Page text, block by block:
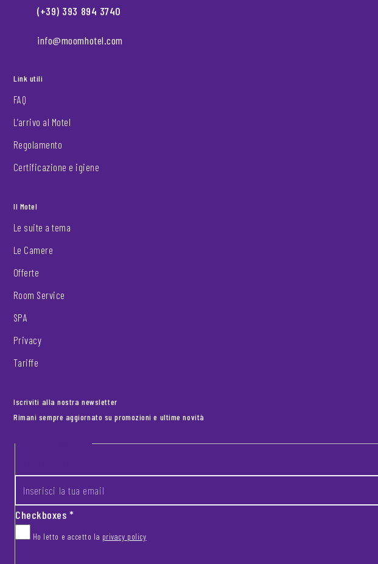
(+39) 393 894 3740
info@moomhotel.com
Link utili
FAQ
L’arrivo al Motel
Regolamento
Certificazione e igiene
Il Motel
Le suite a tema
Le Camere
Offerte
Room Service
SPA
Privacy
Tariffe
Iscriviti alla nostra newsletter
Rimani sempre aggiornato su promozioni e ultime novità
Footer newsletter
Checkboxes*
Ho letto e accetto la privacy policy